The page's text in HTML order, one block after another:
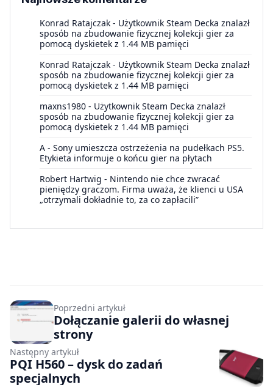
Konrad Ratajczak - Użytkownik Steam Decka znalazł
sposób na zbudowanie fizycznej kolekcji gier za
pomocą dyskietek z 1.44 MB pamięci
Konrad Ratajczak - Użytkownik Steam Decka znalazł
sposób na zbudowanie fizycznej kolekcji gier za
pomocą dyskietek z 1.44 MB pamięci
maxns1980 - Użytkownik Steam Decka znalazł
sposób na zbudowanie fizycznej kolekcji gier za
pomocą dyskietek z 1.44 MB pamięci
A - Sony umieszcza ostrzeżenia na pudełkach PS5.
Etykieta informuje o końcu gier na płytach
Robert Hartwig - Nintendo nie chce zwracać
pieniędzy graczom. Firma uważa, że klienci u USA
„otrzymali dokładnie to, za co zapłacili”
Poprzedni artykuł
Dołączanie galerii do własnej
strony
Następny artykuł
PQI H560 – dysk do zadań
specjalnych